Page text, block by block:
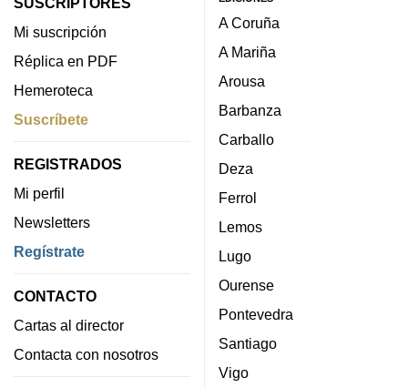
Mi suscripción
Réplica en PDF
Hemeroteca
Suscríbete
REGISTRADOS
Mi perfil
Newsletters
Regístrate
CONTACTO
Cartas al director
Contacta con nosotros
A Coruña
A Mariña
Arousa
Barbanza
Carballo
Deza
Ferrol
Lemos
Lugo
Ourense
Pontevedra
Santiago
Vigo